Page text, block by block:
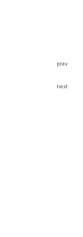
prev
next